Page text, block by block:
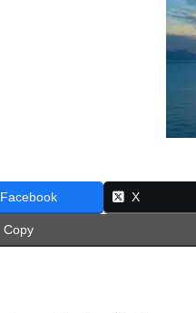
Facebook X
Copy